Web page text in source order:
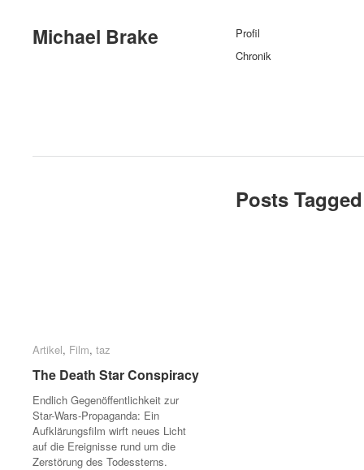
Michael Brake
Profil
Chronik
Posts
Artikel, Film, taz
The Death Star Conspiracy
Endlich Gegenöffentlichkeit zur
Star-Wars-Propaganda: Ein
Aufklärungsfilm wirft neues Licht
auf die Ereignisse rund um die
Zerstörung des Todessterns.
Artikel Film taz
The Death Star Conspiracy